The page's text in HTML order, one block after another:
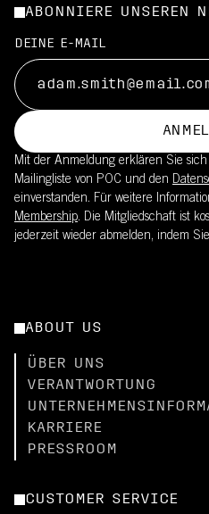
ABONNIERE UNSEREN
DEINE E-MAIL
Mit der Anmeldung erklären Sie
Mailingliste von POC und den
einverstanden. Für weitere
Membership. Die Mitgliedschaft ist
jederzeit wieder abmelden, indem
ABOUT US
ÜBER UNS
VERANTWORTUNG
KARRIERE
PRESSROOM
CUSTOMER SERVICE